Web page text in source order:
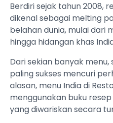
Berdiri sejak tahun 2008,
dikenal sebagai melting
belahan dunia, mulai dari
hingga hidangan khas
Dari sekian banyak menu,
paling sukses mencuri
alasan, menu India di
menggunakan buku
yang diwariskan secara